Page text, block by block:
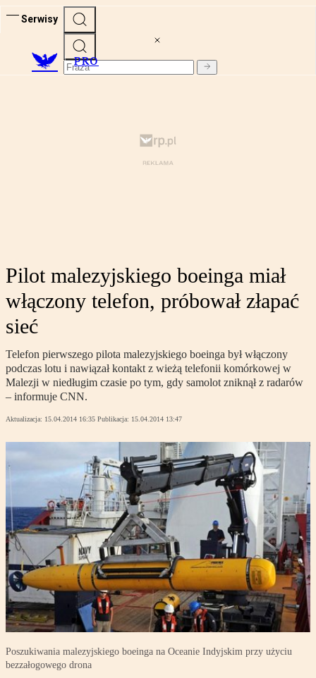
Serwisy
PRO
Pilot malezyjskiego boeinga miał
włączony telefon, próbował złapać
sieć
Telefon pierwszego pilota malezyjskiego boeinga był włączony
podczas lotu i nawiązał kontakt z wieżą telefonii komórkowej w
Malezji w niedługim czasie po tym, gdy samolot zniknął z radarów
– informuje CNN.
Aktualizacja: 15.04.2014 16:35 Publikacja: 15.04.2014 13:47
Poszukiwania malezyjskiego boeinga na Oceanie Indyjskim przy użyciu
bezzałogowego drona